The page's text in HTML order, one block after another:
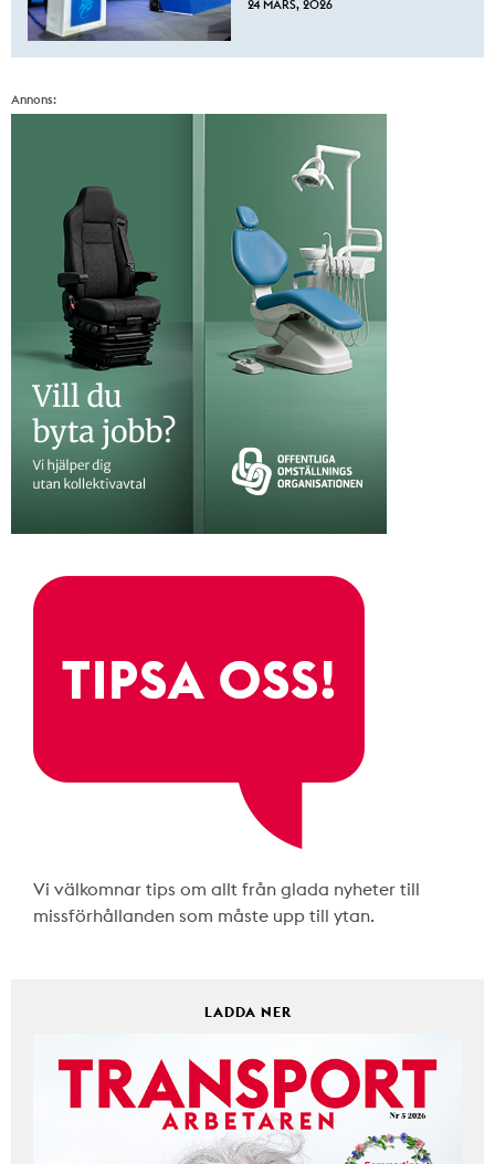
24 MARS, 2026
Annons:
Vi välkomnar tips om allt från glada nyheter till
missförhållanden som måste upp till ytan.
LADDA NER